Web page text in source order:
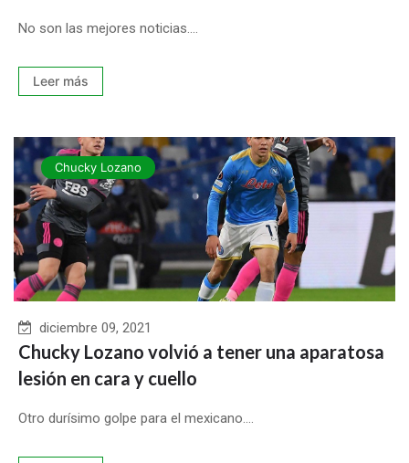
No son las mejores noticias....
Leer más
Chucky Lozano
diciembre 09, 2021
Chucky Lozano volvió a tener una aparatosa
lesión en cara y cuello
Otro durísimo golpe para el mexicano....